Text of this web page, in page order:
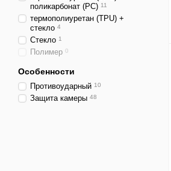
поликарбонат (PC) 11
термополиуретан (TPU) +
стекло 4
Стекло 1
Полимер 0
Особенности
Противоударный 10
Защита камеры 48